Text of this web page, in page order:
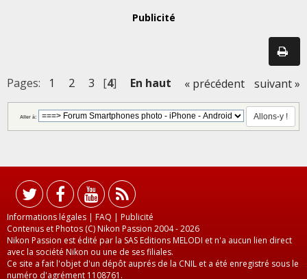
Publicité
Pages: 1 2 3 [4] En haut « précédent suivant »
Aller à:
Informations légales | FAQ | Publicité
Contenus et Photos (C) Nikon Passion 2004 - 2026
Nikon Passion est édité par la SAS Editions MELODI et n'a aucun lien direct
avec la société Nikon ou une de ses filiales.
Ce site a fait l'objet d'un dépôt auprés de la CNIL et a été enregistré sous le
numéro d'agrément 1108761.